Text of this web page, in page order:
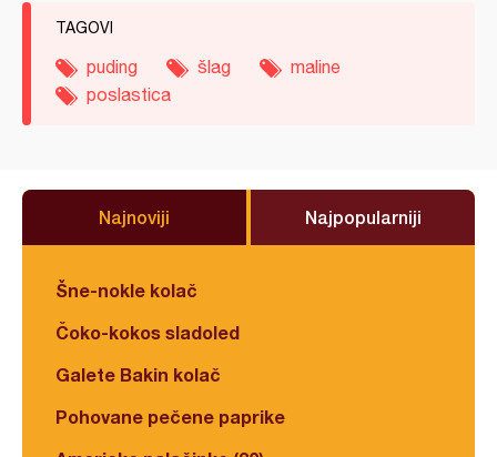
TAGOVI
puding šlag
maline
poslastica
Najnoviji Najpopularniji
Šne-nokle kolač
Čoko-kokos sladoled
Galete Bakin kolač
Pohovane pečene paprike